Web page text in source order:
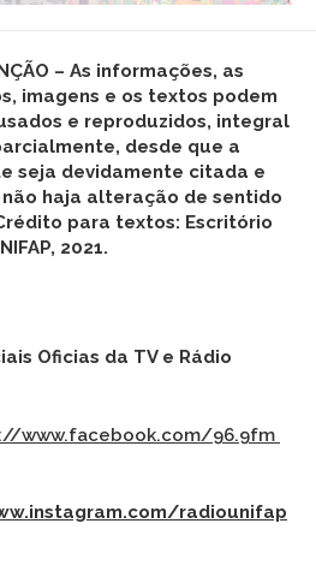
– As informações, as
imagens e os textos podem
e reproduzidos, integral
desde que a
seja devidamente citada e
haja alteração de sentido
para textos: Escritório
2021.
Oficias da TV e Rádio
www.facebook.com/96.9fm
radiounifap